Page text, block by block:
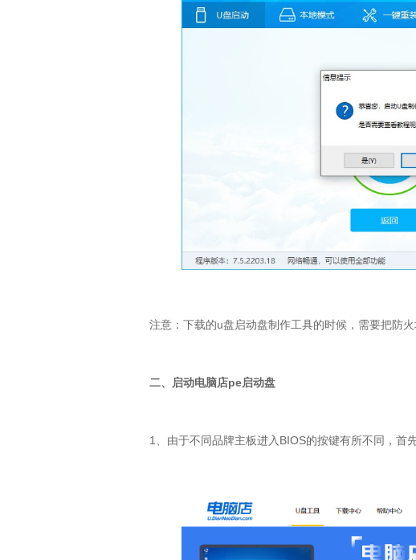
注意：下载的u盘启动盘制作工具的时候，需要把防
二、启动电脑店pe启动盘
1、由于不同品牌主板进入BIOS的按键有所不同，首